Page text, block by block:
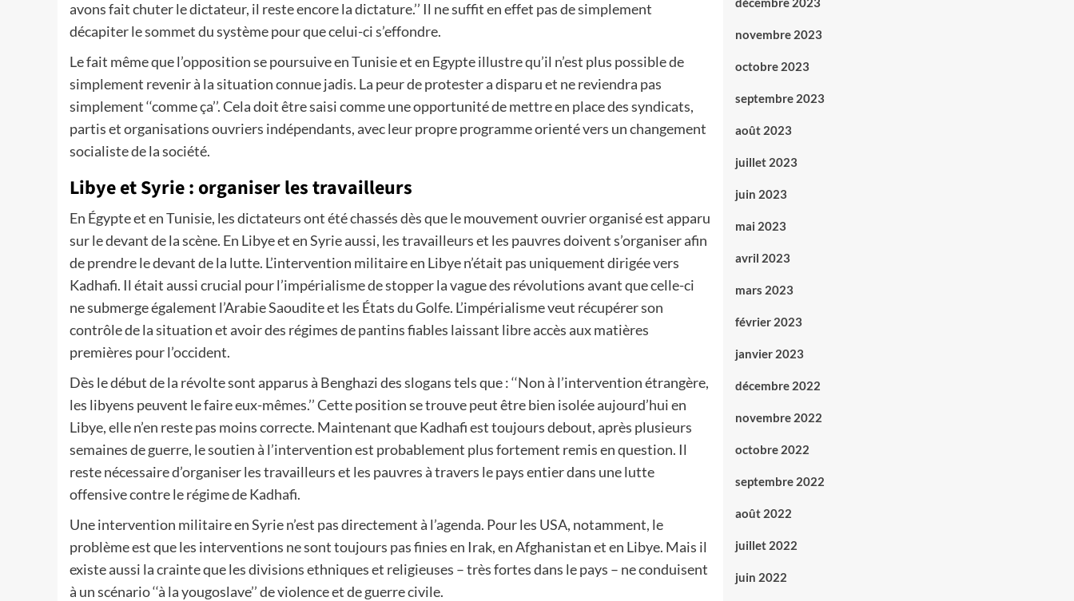
avons fait chuter le dictateur, il reste encore la dictature.’’ Il ne suffit en effet pas de simplement
décapiter le sommet du système pour que celui-ci s’effondre.
Le fait même que l’opposition se poursuive en Tunisie et en Egypte illustre qu’il n’est plus possible de
simplement revenir à la situation connue jadis. La peur de protester a disparu et ne reviendra pas
simplement ‘‘comme ça’’. Cela doit être saisi comme une opportunité de mettre en place des syndicats,
partis et organisations ouvriers indépendants, avec leur propre programme orienté vers un changement
socialiste de la société.
Libye et Syrie : organiser les travailleurs
En Égypte et en Tunisie, les dictateurs ont été chassés dès que le mouvement ouvrier organisé est apparu
sur le devant de la scène. En Libye et en Syrie aussi, les travailleurs et les pauvres doivent s’organiser afin
de prendre le devant de la lutte. L’intervention militaire en Libye n’était pas uniquement dirigée vers
Kadhafi. Il était aussi crucial pour l’impérialisme de stopper la vague des révolutions avant que celle-ci
ne submerge également l’Arabie Saoudite et les États du Golfe. L’impérialisme veut récupérer son
contrôle de la situation et avoir des régimes de pantins fiables laissant libre accès aux matières
premières pour l’occident.
Dès le début de la révolte sont apparus à Benghazi des slogans tels que : ‘‘Non à l’intervention étrangère,
les libyens peuvent le faire eux-mêmes.’’ Cette position se trouve peut être bien isolée aujourd’hui en
Libye, elle n’en reste pas moins correcte. Maintenant que Kadhafi est toujours debout, après plusieurs
semaines de guerre, le soutien à l’intervention est probablement plus fortement remis en question. Il
reste nécessaire d’organiser les travailleurs et les pauvres à travers le pays entier dans une lutte
offensive contre le régime de Kadhafi.
Une intervention militaire en Syrie n’est pas directement à l’agenda. Pour les USA, notamment, le
problème est que les interventions ne sont toujours pas finies en Irak, en Afghanistan et en Libye. Mais il
existe aussi la crainte que les divisions ethniques et religieuses – très fortes dans le pays – ne conduisent
à un scénario ‘‘à la yougoslave’’ de violence et de guerre civile.
novembre 2023
octobre 2023
septembre 2023
août 2023
juillet 2023
juin 2023
mai 2023
avril 2023
mars 2023
février 2023
janvier 2023
décembre 2022
novembre 2022
octobre 2022
septembre 2022
août 2022
juillet 2022
juin 2022